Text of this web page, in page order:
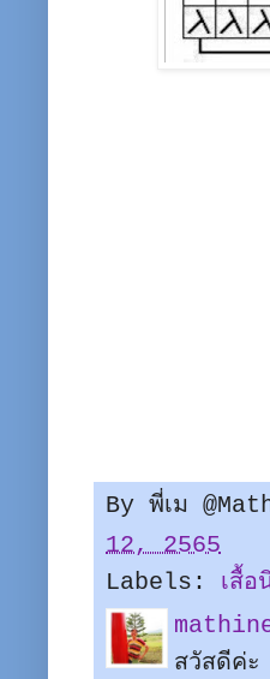
By พี่เม
12, 2565
Labels: เสื้อ
สวัสดีค่